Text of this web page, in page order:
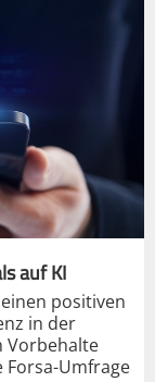
auf KI
positiven
in der
Vorbehalte
Forsa-Umfrage